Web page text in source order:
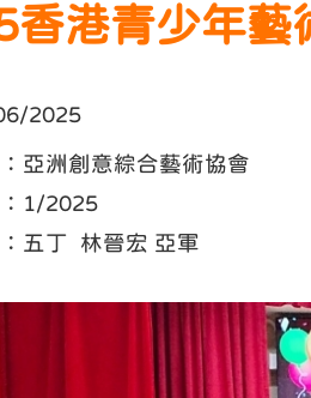
香港青少年藝
2025
亞洲創意綜合藝術協會
1/2025
五丁 林晉宏 亞軍